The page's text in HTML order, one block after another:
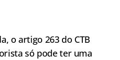
o artigo 263 do CTB
só pode ter uma